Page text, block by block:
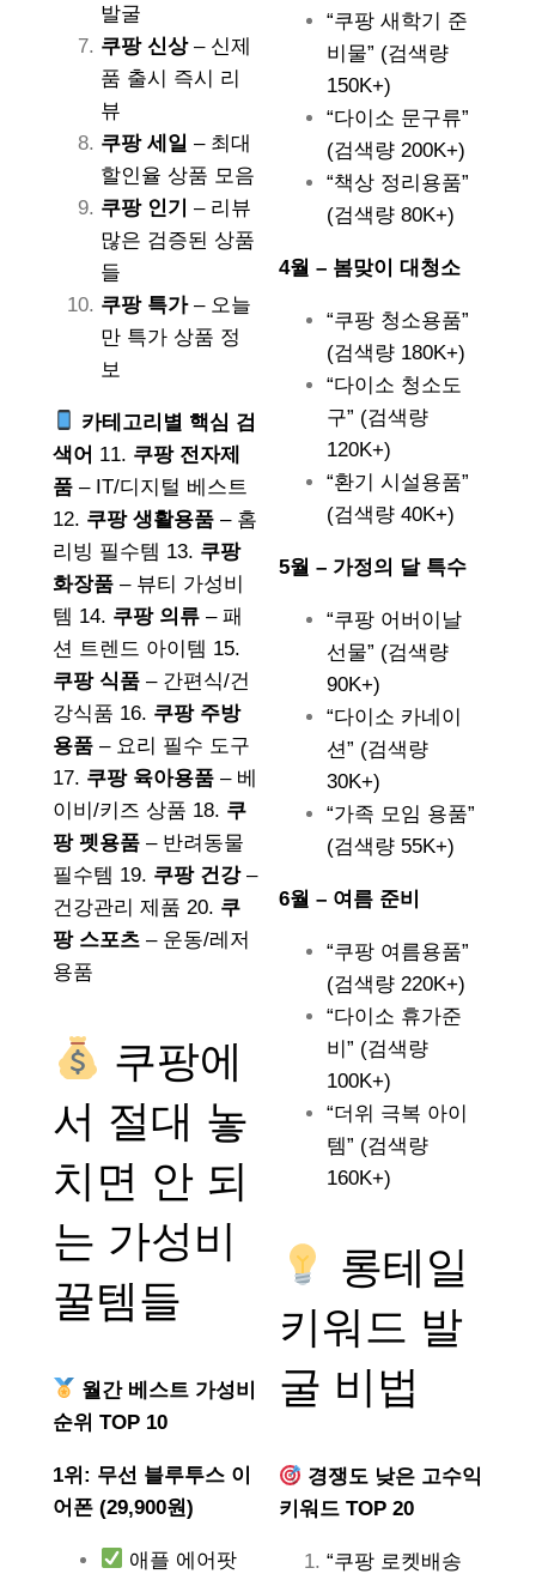
발굴
쿠팡 신상– 신제
품 출시 즉시 리
뷰
쿠팡 세일 – 최대
할인율 상품 모음
쿠팡 인기
– 리뷰
많은 검증된 상품
들
쿠팡 특가– 오늘
만 특가 상품 정
보
카테고리별 핵심 검
색어 11. 쿠팡 전자제
품 – IT/디지털 베스트
12. 쿠팡 생활용품 – 홈
리빙 필수템 13. 쿠팡
화장품 – 뷰티 가성비
템 14. 쿠팡 의류 – 패
션 트렌드 아이템 15.
쿠팡 식품 – 간편식/건
강식품 16. 쿠팡 주방
용품 – 요리 필수 도구
17. 쿠팡 육아용품 – 베
이비/키즈 상품 18. 쿠
팡 펫용품 – 반려동물
필수템 19. 쿠팡 건강–
건강관리 제품 20. 쿠
팡 스포츠 – 운동/레저
용품
쿠팡에
서 절대 놓
치면 안 되
는 가성비
꿀템들
월간 베스트 가성비
순위 TOP 10
1위: 무선 블루투스 이
어폰 (29,900원)
애플 에어팟
“쿠팡 새학기 준
비물” (검색량
150K+)
“다이소 문구류”
(검색량 200K+)
“책상 정리용품”
(검색량 80K+)
4월 – 봄맞이 대청소
“쿠팡 청소용품”
(검색량 180K+)
“다이소 청소도
구” (검색량
120K+)
“환기 시설용품”
(검색량 40K+)
5월 – 가정의 달 특수
“쿠팡 어버이날
선물” (검색량
90K+)
“다이소 카네이
션” (검색량
30K+)
“가족 모임 용품”
(검색량 55K+)
6월 – 여름 준비
“쿠팡 여름용품”
(검색량 220K+)
“다이소 휴가준
비” (검색량
100K+)
“더위 극복 아이
템” (검색량
160K+)
롱테일
키워드 발
굴 비법
경쟁도 낮은 고수익
키워드 TOP 20
“쿠팡 로켓배송